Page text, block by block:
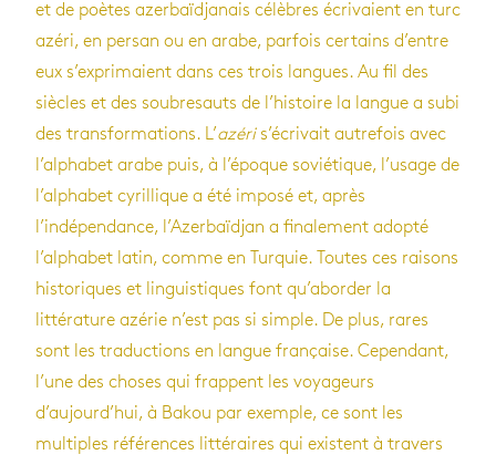
et de poètes azerbaïdjanais célèbres écrivaient en turc
azéri, en persan ou en arabe, parfois certains d’entre
eux s’exprimaient dans ces trois langues. Au fil des
siècles et des soubresauts de l’histoire la langue a subi
des transformations. L’azéris’écrivait autrefois avec
l’alphabet arabe puis, à l’époque soviétique, l’usage de
l’alphabet cyrillique a été imposé et, après
l’indépendance, l’Azerbaïdjan a finalement adopté
l’alphabet latin, comme en Turquie. Toutes ces raisons
historiques et linguistiques font qu’aborder la
littérature azérie n’est pas si simple. De plus, rares
sont les traductions en langue française. Cependant,
l’une des choses qui frappent les voyageurs
d’aujourd’hui, à Bakou par exemple, ce sont les
multiples références littéraires qui existent à travers